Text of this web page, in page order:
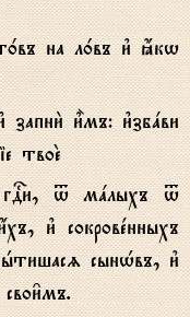
на л0въ и3 ћкw
и5мъ: и3збaви
твоE
гDи, t мaлыхъ t
и3 сокровeнныхъ
сынHвъ, и3